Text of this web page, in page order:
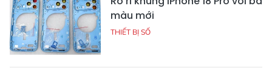
màu mới
THIẾT BỊ SỐ